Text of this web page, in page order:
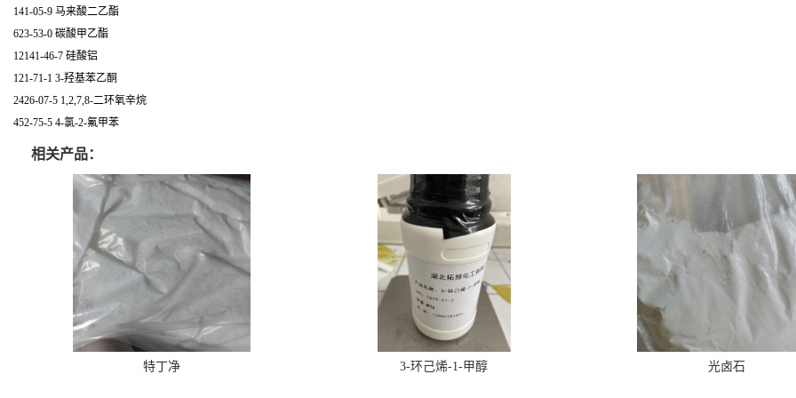
141-05-9 马来酸二乙酯
623-53-0 碳酸甲乙酯
12141-46-7 硅酸铝
121-71-1 3-羟基苯乙酮
2426-07-5 1,2,7,8-二环氧辛烷
452-75-5 4-氯-2-氟甲苯
相关产品：
特丁净 3-环己烯-1-甲醇 光卤石